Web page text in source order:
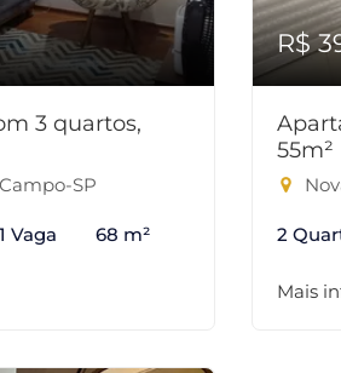
3 quartos,
SP
1 Vaga 68 m²
R$
55m²
2
Mais